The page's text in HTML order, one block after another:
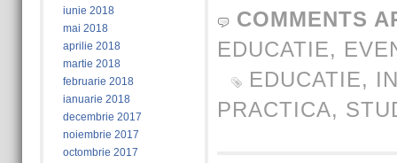
iunie 2018
mai 2018
aprilie 2018
martie 2018
februarie 2018
ianuarie 2018
decembrie 2017
noiembrie 2017
octombrie 2017
COMMENTS
EDUCATIE,
EDUCATIE,
PRACTICA,